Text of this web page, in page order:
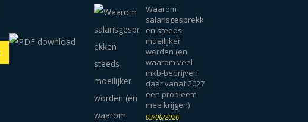
Waarom
salarisgesprekk
en steeds
moeilijker
worden (en
waarom veel
mkb-bedrijven
daar vanaf 2027
een probleem
mee krijgen)
03/06/2026